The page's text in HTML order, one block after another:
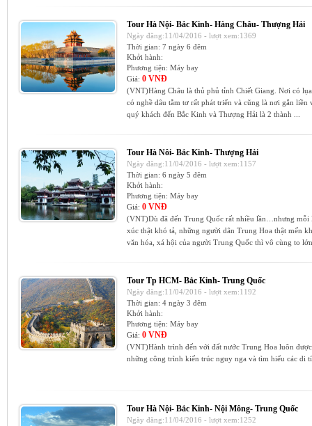
Tour Hà Nội- Bắc Kinh- Hàng Châu- Thượng Hải
Ngày đăng:11/04/2016 - lượt xem:1369
Thời gian: 7 ngày 6 đêm
Khởi hành:
Phương tiện: Máy bay
Giá: 0 VNĐ
(VNT)Hàng Châu là thủ phủ tỉnh Chiết Giang. Nơi có
có nghề dâu tằm tơ rất phát triển và cũng là nơi gắn
quý khách đến Bắc Kinh và Thượng Hải là 2 thành ...
Tour Hà Nôi- Bắc Kinh- Thượng Hải
Ngày đăng:11/04/2016 - lượt xem:1157
Thời gian: 6 ngày 5 đêm
Khởi hành:
Phương tiện: Máy bay
Giá: 0 VNĐ
(VNT)Dù đã đến Trung Quốc rất nhiều lần…nhưng mỗi
xúc thật khó tả, những người dân Trung Hoa thật mến
văn hóa, xá hội của người Trung Quốc thì vô cùng to
Tour Tp HCM- Bắc Kinh- Trung Quốc
Ngày đăng:11/04/2016 - lượt xem:1192
Thời gian: 4 ngày 3 đêm
Khởi hành:
Phương tiện: Máy bay
Giá: 0 VNĐ
(VNT)Hành trình đến với đất nước Trung Hoa luôn
những công trình kiến trúc nguy nga và tìm hiểu các
Tour Hà Nội- Bắc Kinh- Nội Mông- Trung Quốc
Ngày đăng:11/04/2016 - lượt xem:1252